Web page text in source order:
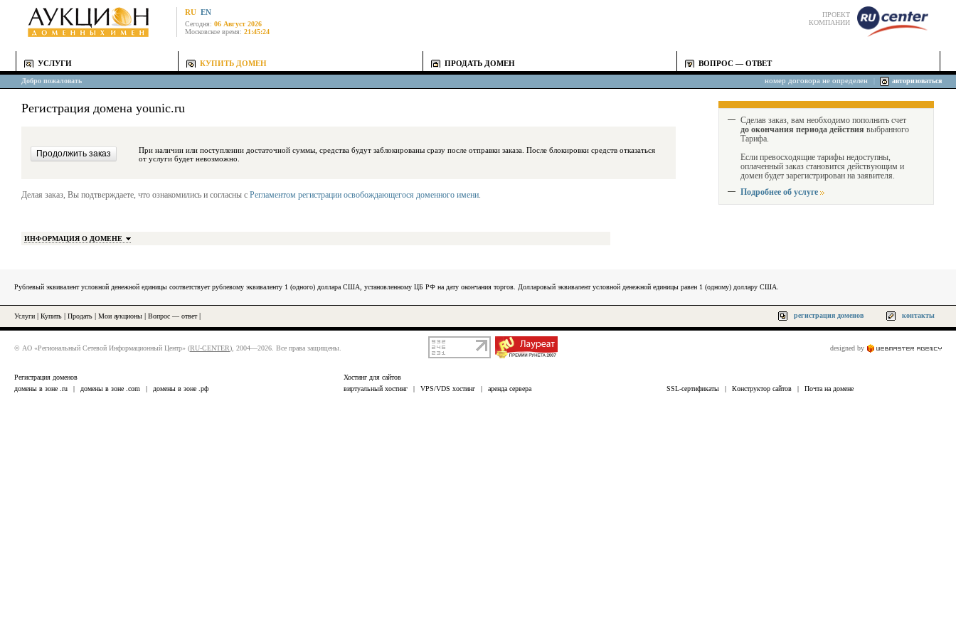
RU EN
Сегодня: 06 Август 2026
Московское время: 21:45:24
ПРОЕКТ
КОМПАНИИ
УСЛУГИ КУПИТЬ ДОМЕН ПРОДАТЬ ДОМЕН ВОПРОС — ОТВЕТ
Добро пожаловать номер договора не определен авторизоваться
Регистрация домена younic.ru
При наличии или поступлении достаточной суммы, средства будут заблокированы сразу после отправки заказа. После блокировки средств отказаться
от услуги будет невозможно.
Делая заказ, Вы подтверждаете, что ознакомились и согласны с Регламентом регистрации освобождающегося доменного имени.
ИНФОРМАЦИЯ О ДОМЕНЕ
Сделав заказ, вам необходимо пополнить счет
до окончания периода действия выбранного
Тарифа.
Если превосходящие тарифы недоступны,
оплаченный заказ становится действующим и
домен будет зарегистрирован на заявителя.
Подробнее об услуге
Рублевый эквивалент условной денежной единицы соответствует рублевому эквиваленту 1 (одного) доллара США, установленному ЦБ РФ на дату окончания торгов. Долларовый эквивалент условной денежной единицы равен 1 (одному) доллару США.
Услуги Купить Продать Мои аукционы Вопрос — ответ| регистрация доменов контакты
© АО «Региональный Сетевой Информационный Центр» (RU-CENTER), 2004—2026. Все права защищены. designed by
Регистрация доменов
домены в зоне .ru
| домены в зоне .com | домены в зоне .рф
Хостинг для сайтов
виртуальный хостинг
| VPS/VDS хостинг | аренда сервера SSL-сертификаты | Конструктор сайтов | Почта на домене